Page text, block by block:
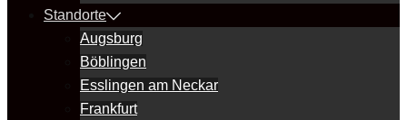
Standorte
Augsburg
Böblingen
Esslingen am Neckar
Frankfurt